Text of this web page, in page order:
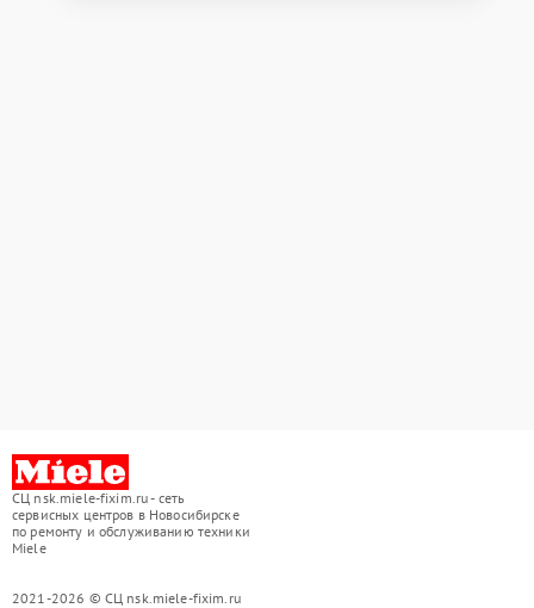
СЦ nsk.miele-fixim.ru - сеть
сервисных центров в Новосибирске
по ремонту и обслуживанию техники
Miele
2021-2026 © СЦ nsk.miele-fixim.ru